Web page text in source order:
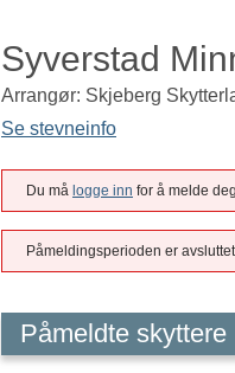
Syverstad
Arrangør: Skjeberg
Se stevneinfo
Du må logge inn for å melde
Påmeldingsperioden er
Påmeldte skyttere